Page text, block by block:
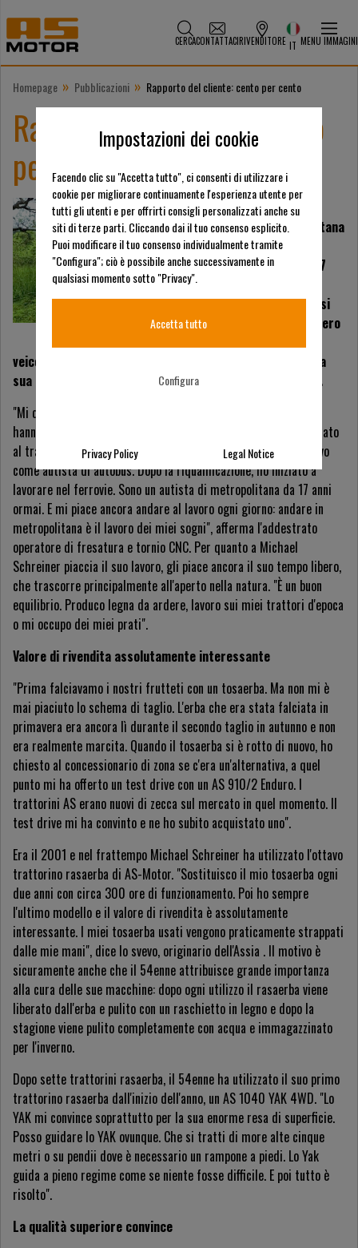
CERCACONTATTACIRIVENDITORE IT MENU IMMAGINI
Homepage » Pubblicazioni » Rapporto del cliente: cento per cento
Rapporto del cliente: cento
per cento
Michael Schreiner è
autista della metropolitana
presso la compagnia di
tram di Stoccarda da 17
anni. Il lavoro dei suoi
sogni. Non c'è da stupirsi
che anche nel tempo libero
veicoli a motore. Falciatrici e trattori d'epoca sono l'altra
sua passione, insieme alla passione per la metropolitana.
"Mi diverto con la tecnologia antica e moderna. Le ferrovie mi
hanno sempre interessato e affascinato. Ecco perché sono passato
al tram di Stoccarda ben vent'anni fa, dove inizialmente lavoravo
come autista di autobus. Dopo la riqualificazione, ho iniziato a
lavorare nel ferrovie. Sono un autista di metropolitana da 17 anni
ormai. E mi piace ancora andare al lavoro ogni giorno: andare in
metropolitana è il lavoro dei miei sogni", afferma l'addestrato
operatore di fresatura e tornio CNC. Per quanto a Michael
Schreiner piaccia il suo lavoro, gli piace ancora il suo tempo libero,
che trascorre principalmente all'aperto nella natura. "È un buon
equilibrio. Produco legna da ardere, lavoro sui miei trattori d'epoca
o mi occupo dei miei prati".
Valore di rivendita assolutamente interessante
"Prima falciavamo i nostri frutteti con un tosaerba. Ma non mi è
mai piaciuto lo schema di taglio. L'erba che era stata falciata in
primavera era ancora lì durante il secondo taglio in autunno e non
era realmente marcita. Quando il tosaerba si è rotto di nuovo, ho
chiesto al concessionario di zona se c'era un'alternativa, a quel
punto mi ha offerto un test drive con un AS 910/2 Enduro. I
trattorini AS erano nuovi di zecca sul mercato in quel momento. Il
test drive mi ha convinto e ne ho subito acquistato uno".
Era il 2001 e nel frattempo Michael Schreiner ha utilizzato l'ottavo
trattorino rasaerba di AS-Motor. "Sostituisco il mio tosaerba ogni
due anni con circa 300 ore di funzionamento. Poi ho sempre
l'ultimo modello e il valore di rivendita è assolutamente
interessante. I miei tosaerba usati vengono praticamente strappati
dalle mie mani", dice lo svevo, originario dell'Assia . Il motivo è
sicuramente anche che il 54enne attribuisce grande importanza
alla cura delle sue macchine: dopo ogni utilizzo il rasaerba viene
liberato dall'erba e pulito con un raschietto in legno e dopo la
stagione viene pulito completamente con acqua e immagazzinato
per l'inverno.
Dopo sette trattorini rasaerba, il 54enne ha utilizzato il suo primo
trattorino rasaerba dall'inizio dell'anno, un AS 1040 YAK 4WD. "Lo
YAK mi convince soprattutto per la sua enorme resa di superficie.
Posso guidare lo YAK ovunque. Che si tratti di more alte cinque
metri o su pendii dove è necessario un rampone a piedi. Lo Yak
guida a pieno regime come se niente fosse difficile. E poi tutto è
risolto".
La qualità superiore convince
Impostazioni dei cookie
Facendo clic su "Accetta tutto", ci consenti di utilizzare i
cookie per migliorare continuamente l'esperienza utente per
tutti gli utenti e per offrirti consigli personalizzati anche su
siti di terze parti. Cliccando dai il tuo consenso esplicito.
Puoi modificare il tuo consenso individualmente tramite
"Configura"; ciò è possibile anche successivamente in
qualsiasi momento sotto "Privacy".
Accetta tutto
Configura
Privacy Policy Legal Notice